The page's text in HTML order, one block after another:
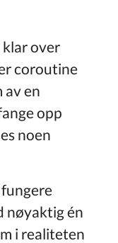
over
coroutine
av en
opp
noen
nøyaktig én
i realiteten